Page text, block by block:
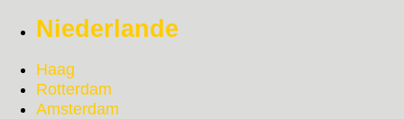
Niederlande
Haag
Rotterdam
Amsterdam